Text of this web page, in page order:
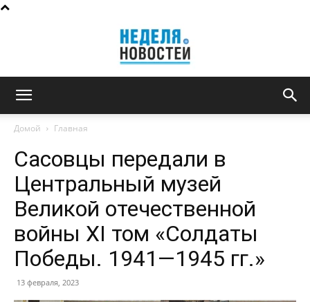
новостей
Домой Главная
Сасовцы передали в
Центральный музей
Великой отечественной
войны XI том «Солдаты
Победы. 1941—1945 гг.»
13 февраля, 2023